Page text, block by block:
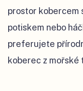
prostor kobercem
potiskem nebo
preferujete
koberec z mořské